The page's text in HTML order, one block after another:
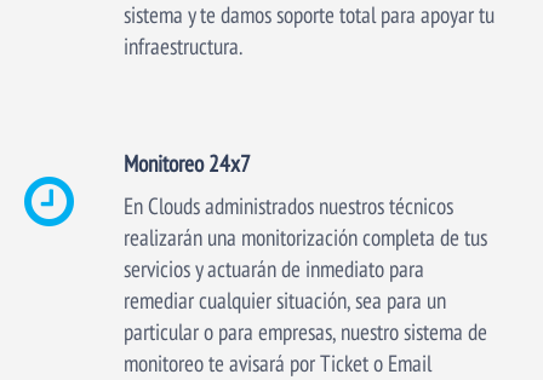
sistema y te damos soporte total para apoyar tu
infraestructura.
Monitoreo 24x7
En Clouds administrados nuestros técnicos
realizarán una monitorización completa de tus
servicios y actuarán de inmediato para
remediar cualquier situación, sea para un
particular o para empresas, nuestro sistema de
monitoreo te avisará por Ticket o Email